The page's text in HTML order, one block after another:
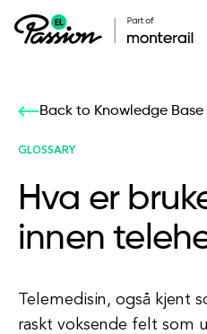
Back to Knowledge Base
GLOSSARY
Hva er
innen
Telemedisin, også kjent
raskt voksende felt som